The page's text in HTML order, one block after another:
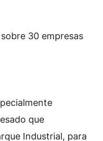
30 empresas
que
Industrial, para